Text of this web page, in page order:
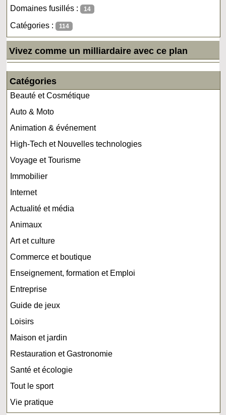
Domaines fusillés : 14
Catégories : 114
Vivez comme un milliardaire avec ce plan
Catégories
Beauté et Cosmétique
Auto & Moto
Animation & événement
High-Tech et Nouvelles technologies
Voyage et Tourisme
Immobilier
Internet
Actualité et média
Animaux
Art et culture
Commerce et boutique
Enseignement, formation et Emploi
Entreprise
Guide de jeux
Loisirs
Maison et jardin
Restauration et Gastronomie
Santé et écologie
Tout le sport
Vie pratique